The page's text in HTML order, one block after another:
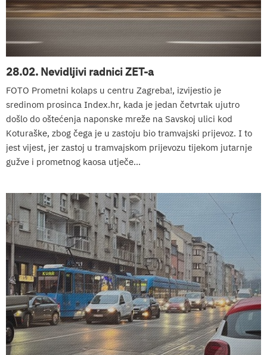
28.02. Nevidljivi radnici ZET-a
FOTO Prometni kolaps u centru Zagreba!, izvijestio je
sredinom prosinca Index.hr, kada je jedan četvrtak ujutro
došlo do oštećenja naponske mreže na Savskoj ulici kod
Koturaške, zbog čega je u zastoju bio tramvajski prijevoz. I to
jest vijest, jer zastoj u tramvajskom prijevozu tijekom jutarnje
gužve i prometnog kaosa utječe...